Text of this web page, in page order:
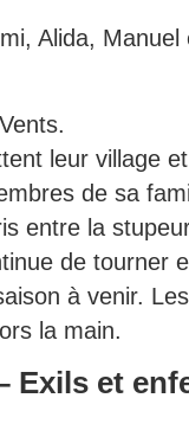
Alida, Manuel
leur village
de sa
entre la
de tourner
à venir.
la main.
Exils et